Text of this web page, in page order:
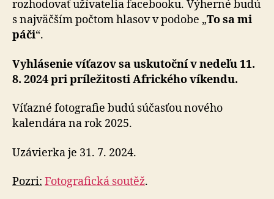
rozhodovať užívatelia facebooku. Výherné budú
s najväčším počtom hlasov v podobe „To sa mi
páči“.
Vyhlásenie víťazov sa uskutoční v nedeľu 11.
8. 2024 pri príležitosti Afrického víkendu.
Víťazné fotografie budú súčasťou nového
kalendára na rok 2025.
Uzávierka je 31. 7. 2024.
Pozri: Fotografická soutěž.